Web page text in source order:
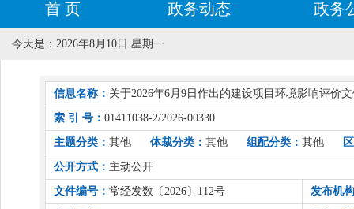
首 页 政务动态 政务
今天是： 2026年8月10日 星期一
信息名称： 关于2026年6月9日作出的建设项目环境影响评价
索 引 号： 01411038-2/2026-00330
主题分类： 其他 体裁分类： 其他 组配分类： 其他
公开方式： 主动公开
文件编号： 常经发数〔2026〕112号 发布机